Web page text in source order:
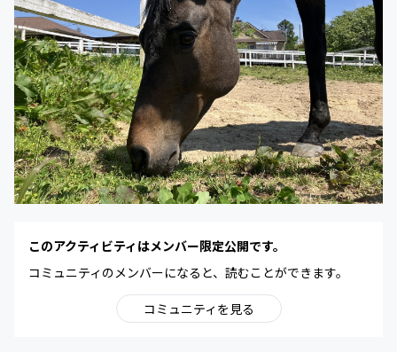
このアクティビティはメンバー限定公開です。
コミュニティのメンバーになると、読むことができます。
コミュニティを見る